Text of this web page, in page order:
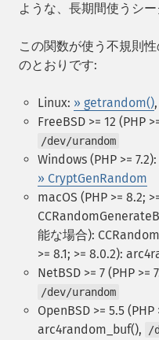
ような、長期間使うシ
この関数が使う不規則
のとおりです:
Linux: » getrandom(),
FreeBSD >= 12 (PHP
/dev/urandom
Windows (PHP >= 7.2):
» CryptGenRandom
macOS (PHP >= 8.2;
能な場合):
>= 8.1; >= 8.0.2):
NetBSD >= 7 (PHP >=
/dev/urandom
OpenBSD >= 5.5 (PHP
arc4random_buf(),
/